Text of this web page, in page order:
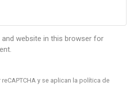
and website in this browser for
y se aplican la política de